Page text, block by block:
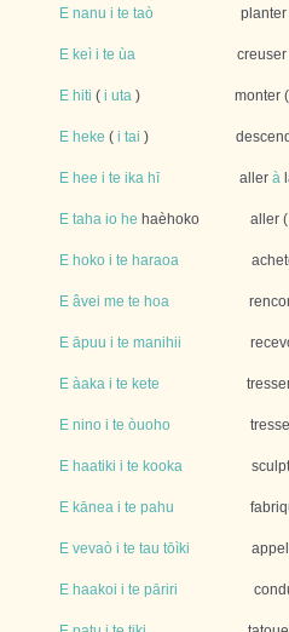
E nanu i te taò planter du
E keì i te ùa creuser un
E hiti ( i uta ) monter ( vers
E heke ( i tai ) descendre (
E hee i te ika hīaller à
E taha io he haèhoko aller (
E hoko i te haraoa acheter
E âvei me te hoa
E āpuu i te manihii recevoir
E àaka i te kete tresser un
E nino i te òuoho tresser
E haatiki i te kooka sculpter
E kānea i te pahu fabriquer/
E vevaò i te tau tōìki appeler
E haakoi i te pāriri conduire